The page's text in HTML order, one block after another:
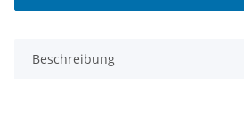
Beschreibung